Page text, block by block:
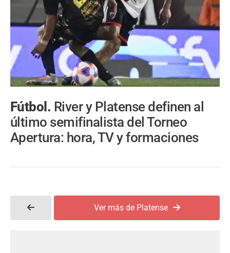
Fútbol. River y Platense definen al
último semifinalista del Torneo
Apertura: hora, TV y formaciones
Ver más de Platense